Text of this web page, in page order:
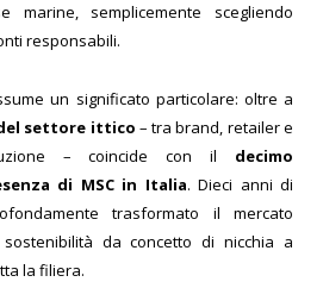
marine, semplicemente scegliendo
responsabili.
un significato particolare: oltre a
settore ittico – tra brand, retailer e
– coincide con il decimo
di MSC in Italia. Dieci anni di
trasformato il mercato
da concetto di nicchia a
la filiera.